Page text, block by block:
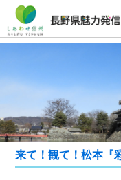
来て！観て！松本『